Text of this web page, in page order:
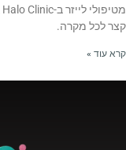
קצר לכל מקרה.
קרא עוד »